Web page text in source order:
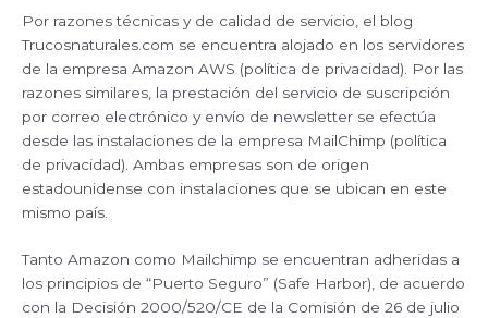
Por razones técnicas y de calidad de servicio, el blog
Trucosnaturales.com se encuentra alojado en los servidores
de la empresa Amazon AWS (política de privacidad). Por las
razones similares, la prestación del servicio de suscripción
por correo electrónico y envío de newsletter se efectúa
desde las instalaciones de la empresa MailChimp (política
de privacidad). Ambas empresas son de origen
estadounidense con instalaciones que se ubican en este
mismo país.
Tanto Amazon como Mailchimp se encuentran adheridas a
los principios de “Puerto Seguro” (Safe Harbor), de acuerdo
con la Decisión 2000/520/CE de la Comisión de 26 de julio